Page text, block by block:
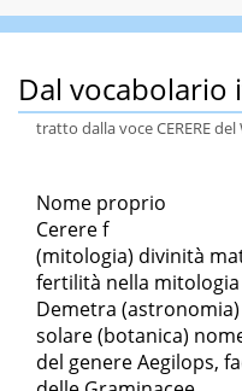
Dal vocabolario
tratto dalla voce CERERE
Nome proprio
Cerere f
(mitologia) divinità
fertilità nella
Demetra
solare (botanica)
del genere Aegilops,